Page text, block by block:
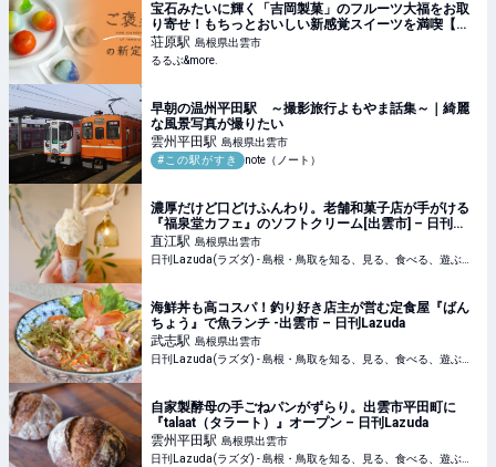
宝石みたいに輝く「吉岡製菓」のフルーツ大福をお取
り寄せ！もちっとおいしい新感覚スイーツを満喫【ご
褒美の新定番】｜るるぶ&more.
荘原駅 島根県出雲市
るるぶ&more.
早朝の温州平田駅 ～撮影旅行よもやま話集～｜綺麗
な風景写真が撮りたい
雲州平田駅 島根県出雲市
#この駅がすき
note（ノート）
濃厚だけど口どけふんわり。老舗和菓子店が手がける
『福泉堂カフェ』のソフトクリーム[出雲市] – 日刊
Lazuda
直江駅 島根県出雲市
海鮮丼も高コスパ！釣り好き店主が営む定食屋『ばん
ちょう』で魚ランチ -出雲市 – 日刊Lazuda
武志駅 島根県出雲市
自家製酵母の手ごねパンがずらり。出雲市平田町に
『talaat（タラート）』オープン – 日刊Lazuda
雲州平田駅 島根県出雲市